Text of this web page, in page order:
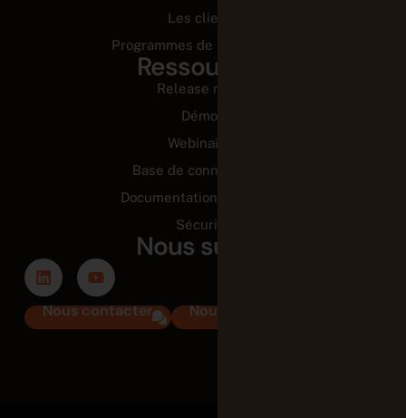
Les clients
Programmes de partenariats
Ressources
Release notes
Démos
Webinaires
Base de connaissance
Documentation technique
Sécurité
Nous suivre
Nous contacter Nous rejoindre